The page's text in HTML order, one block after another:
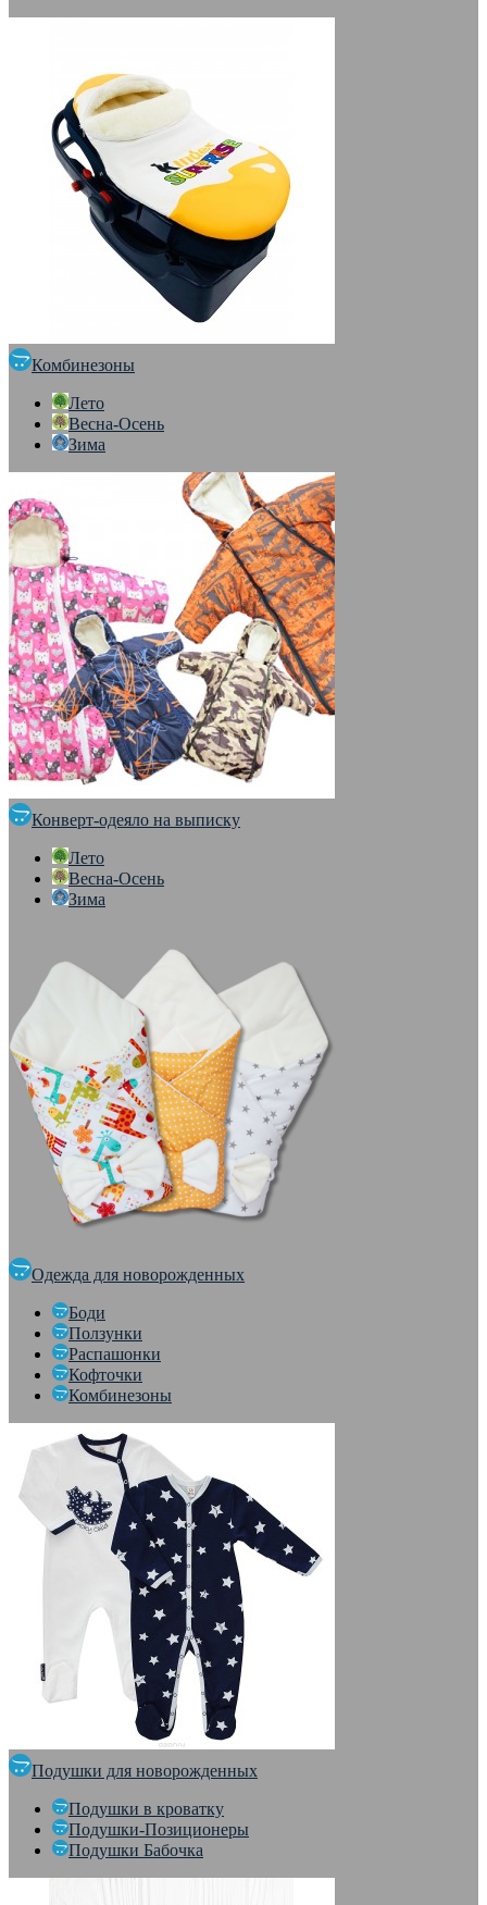
Комбинезоны
Лето
Весна-Осень
Зима
Конверт-одеяло на выписку
Лето
Весна-Осень
Зима
Одежда для новорожденных
Боди
Ползунки
Распашонки
Кофточки
Комбинезоны
Подушки для новорожденных
Подушки в кроватку
Подушки-Позиционеры
Подушки Бабочка